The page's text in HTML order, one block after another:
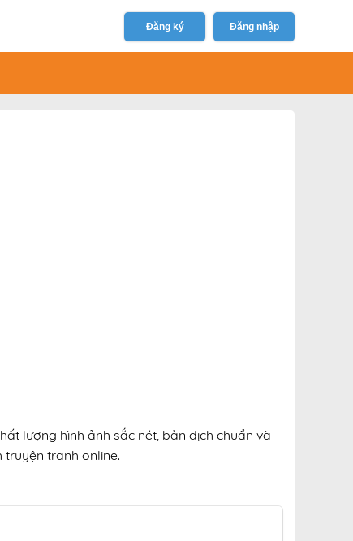
Đăng ký Đăng nhập
lượng hình ảnh sắc nét, bản dịch chuẩn và
tranh online.